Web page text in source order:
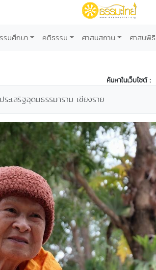
รมศึกษา คติธรรม ศาสนสถาน ศาสนพิธี
ค้นหาในเว็บไซต์ :
ะเสริฐอุดมธรรมาราม เชียงราย